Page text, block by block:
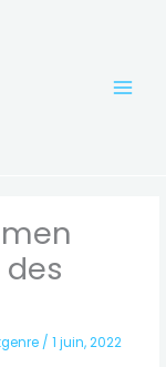
/1 juin, 2022